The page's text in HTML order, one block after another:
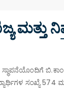
ಮತ್ತು
ಸ್ಥಾಪನೆಯೊಂದಿಗೆ
ಸಂಖ್ಯೆ